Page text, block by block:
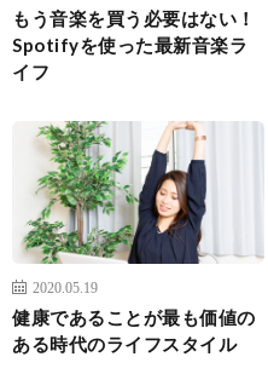
もう音楽を買う必要はない！
Spotifyを使った最新音楽ラ
イフ
2020.05.19
健康であることが最も価値の
ある時代のライフスタイル